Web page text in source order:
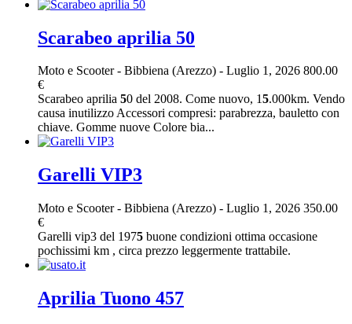
Scarabeo aprilia 50
Moto e Scooter- Bibbiena (Arezzo) - Luglio 1, 2026 800.00
€
Scarabeo aprilia 50 del 2008. Come nuovo, 15.000km. Vendo
causa inutilizzo Accessori compresi: parabrezza, bauletto con
chiave. Gomme nuove Colore bia...
Garelli VIP3
Moto e Scooter- Bibbiena (Arezzo) - Luglio 1, 2026 350.00
€
Garelli vip3 del 1975 buone condizioni ottima occasione
pochissimi km , circa prezzo leggermente trattabile.
Aprilia Tuono 457